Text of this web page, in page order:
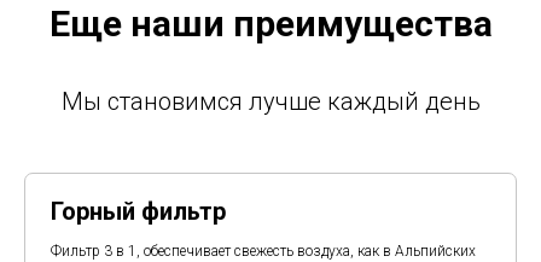
Еще наши преимущества
Мы становимся лучше каждый день
Горный фильтр
Фильтр 3 в 1, обеспечивает свежесть воздуха, как в Альпийских